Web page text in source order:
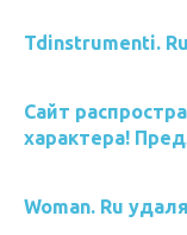
Tdinstrumenti.
Сайт
характера!
Woman. Ru